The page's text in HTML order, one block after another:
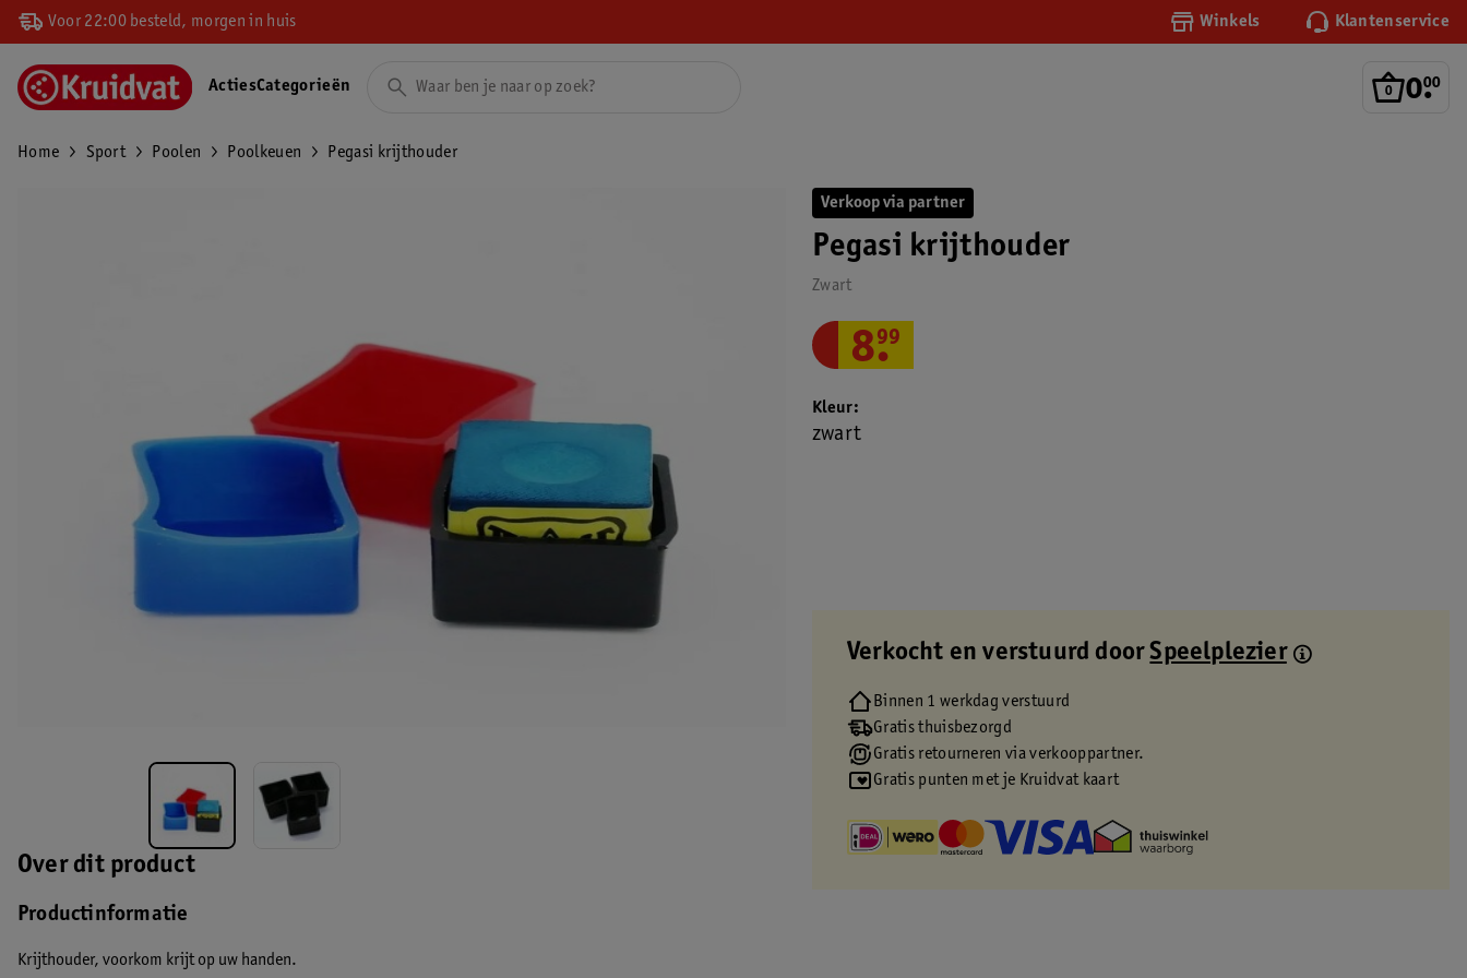
Voor 22:00 besteld, morgen in huis Winkels Klantenservice
0.
00
ActiesCategorieën
Home Sport Poolen Poolkeuen Pegasi krijthouder
Over dit product
Productinformatie
Krijthouder, voorkom krijt op uw handen.
Verkoop via partner
Pegasi krijthouder
Zwart
8.
99
Kleur
zwart
Verkocht en verstuurd doorSpeelplezier
Binnen 1 werkdag verstuurd
Gratis thuisbezorgd
Gratis retourneren via verkooppartner.
Gratis punten met je Kruidvat kaart